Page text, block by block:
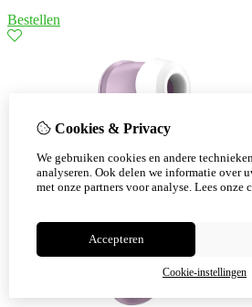
Bestellen
Cookies & Privacy
We gebruiken cookies en andere
analyseren. Ook delen we informatie over
met onze partners voor analyse. Lees onze
Accepteren
Cookie-instellingen